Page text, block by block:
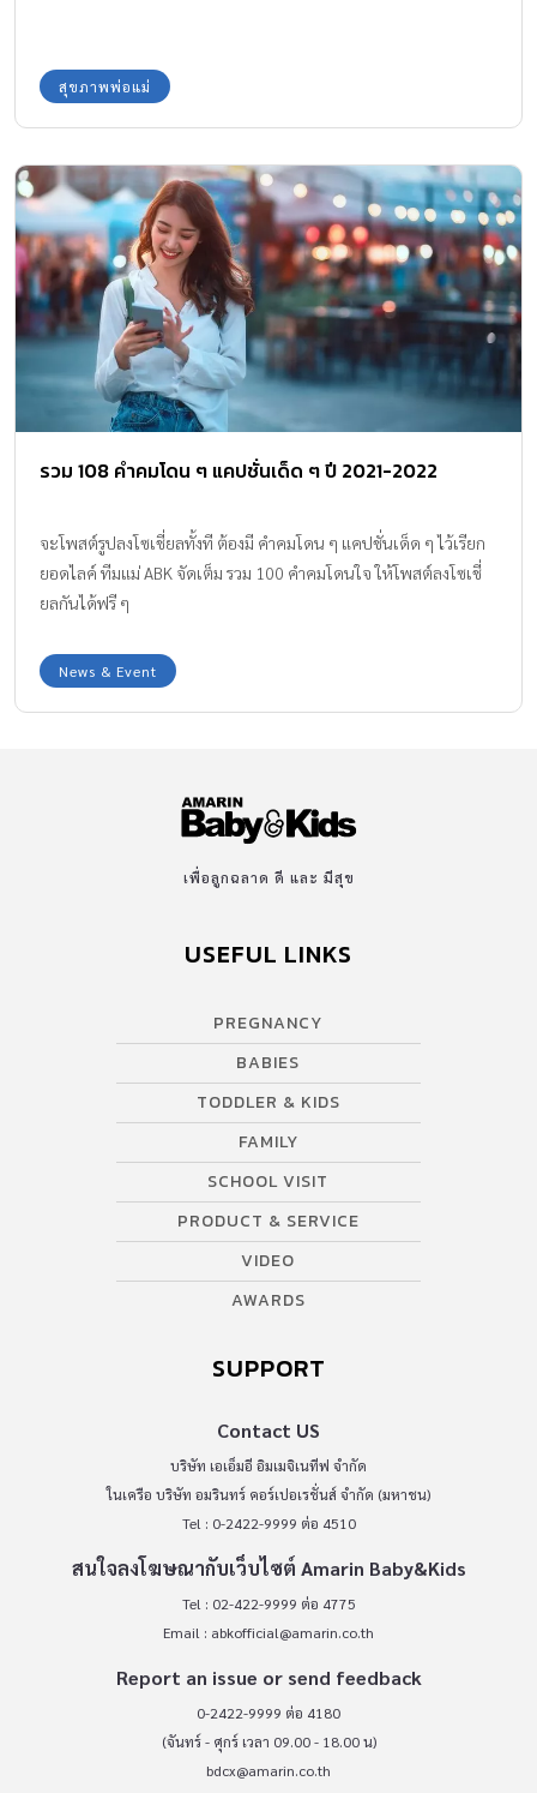
สุขภาพพ่อแม่
รวม 108 คำคมโดน ๆ แคปชั่นเด็ด ๆ ปี 2021-2022
จะโพสต์รูปลงโซเชี่ยลทั้งที ต้องมี คำคมโดน ๆ แคปชั่นเด็ด ๆ ไว้เรียก
ยอดไลค์ ทีมแม่ ABK จัดเต็ม รวม 100 คำคมโดนใจ ให้โพสต์ลงโซเชี่
ยลกันได้ฟรี ๆ
News & Event
เพื่อลูกฉลาด ดี และ มีสุข
USEFUL LINKS
PREGNANCY
BABIES
TODDLER & KIDS
FAMILY
SCHOOL VISIT
PRODUCT & SERVICE
VIDEO
AWARDS
SUPPORT
Contact US
บริษัท เอเอ็มอี อิมเมจิเนทีฟ จำกัด
ในเครือ บริษัท อมรินทร์ คอร์เปอเรชั่นส์ จำกัด (มหาชน)
Tel : 0-2422-9999 ต่อ 4510
สนใจลงโฆษณากับเว็บไซต์ Amarin Baby&Kids
Tel : 02-422-9999 ต่อ 4775
Email : abkofficial@amarin.co.th
Report an issue or send feedback
0-2422-9999 ต่อ 4180
(จันทร์ - ศุกร์ เวลา 09.00 - 18.00 น)
bdcx@amarin.co.th